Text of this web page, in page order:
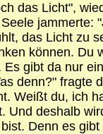
das Licht",
jammerte:
das Licht zu
können. Du
Es gibt da nur
denn?" fragte
Weißt du, ich
Und deshalb
Denn es